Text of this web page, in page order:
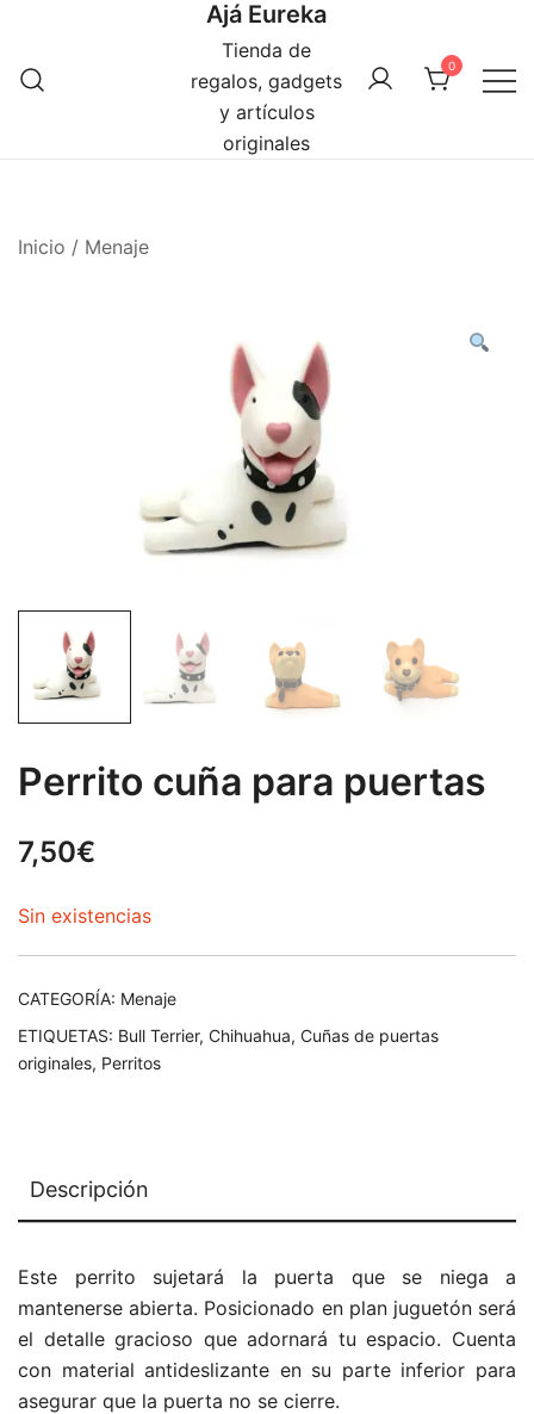
contenido
Ajá Eureka
Tienda de
regalos, gadgets
y artículos
originales
0
Inicio / Menaje
Perrito cuña para puertas
7,50€
Sin existencias
CATEGORÍA: Menaje
ETIQUETAS: Bull Terrier, Chihuahua, Cuñas de puertas
originales, Perritos
Descripción
Este perrito sujetará la puerta que se niega a
mantenerse abierta. Posicionado en plan juguetón será
el detalle gracioso que adornará tu espacio. Cuenta
con material antideslizante en su parte inferior para
asegurar que la puerta no se cierre.